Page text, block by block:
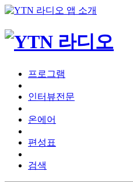
프로그램
인터뷰전문
온에어
편성표
검색